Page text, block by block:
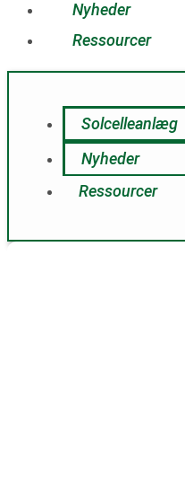
Nyheder
Ressourcer
Solcelleanlæg
Nyheder
Ressourcer